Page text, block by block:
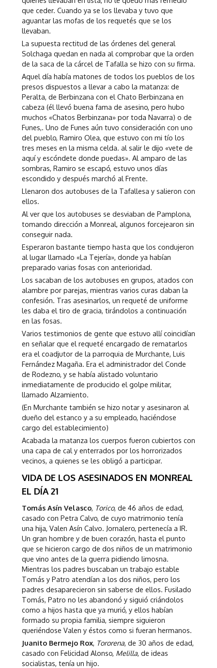
que ceder. Cuando ya se los llevaba y tuvo que
aguantar las mofas de los requetés que se los
llevaban.
La supuesta rectitud de las órdenes del general
Solchaga quedan en nada al comprobar que la orden
de la saca de la cárcel de Tafalla se hizo con su firma.
Aquel día había matones de todos los pueblos de los
presos dispuestos a llevar a cabo la matanza: de
Peralta, de Berbinzana con el Chato Berbinzana en
cabeza (él llevó buena fama de asesino, pero hubo
muchos «Chatos Berbinzana» por toda Navarra) o de
Funes,. Uno de Funes aún tuvo consideración con uno
del pueblo, Ramiro Olea, que estuvo con mi tío los
tres meses en la misma celda. al salir le dijo «vete de
aquí y escóndete donde puedas». Al amparo de las
sombras, Ramiro se escapó, estuvo unos días
escondido y después marchó al Frente.
Llenaron dos autobuses de la Tafallesa y salieron con
ellos.
Al ver que los autobuses se desviaban de Pamplona,
tomando dirección a Monreal, algunos forcejearon sin
conseguir nada.
Esperaron bastante tiempo hasta que los condujeron
al lugar llamado «La Tejería», donde ya habían
preparado varias fosas con anterioridad.
Los sacaban de los autobuses en grupos, atados con
alambre por parejas, mientras varios curas daban la
confesión. Tras asesinarlos, un requeté de uniforme
les daba el tiro de gracia, tirándolos a continuación
en las fosas.
Varios testimonios de gente que estuvo allí coincidían
en señalar que el requeté encargado de rematarlos
era el coadjutor de la parroquia de Murchante, Luis
Fernández Magaña. Era el administrador del Conde
de Rodezno, y se había alistado voluntario
inmediatamente de producido el golpe militar,
llamado Alzamiento.
(En Murchante también se hizo notar y asesinaron al
dueño del estanco y a su empleado, haciéndose
cargo del establecimiento)
Acabada la matanza los cuerpos fueron cubiertos con
una capa de cal y enterrados por los horrorizados
vecinos, a quienes se les obligó a participar.
VIDA DE LOS ASESINADOS EN MONREAL
EL DÍA 21
Tomás Asín Velasco, Torico, de 46 años de edad,
casado con Petra Calvo, de cuyo matrimonio tenía
una hija, Valen Asín Calvo. Jornalero, pertenecía a IR.
Un gran hombre y de buen corazón, hasta el punto
que se hicieron cargo de dos niños de un matrimonio
que vino antes de la guerra pidiendo limosna.
Mientras los padres buscaban un trabajo estable
Tomás y Patro atendían a los dos niños, pero los
padres desaparecieron sin saberse de ellos. Fusilado
Tomás, Patro no les abandonó y siguió criándolos
como a hijos hasta que ya murió, y ellos habían
formado su propia familia, siempre siguieron
queriéndose Valen y éstos como si fueran hermanos.
Juanito Bermejo Rox, Tororena, de 30 años de edad,
casado con Felicidad Alonso, Melilla, de ideas
socialistas, tenía un hijo.